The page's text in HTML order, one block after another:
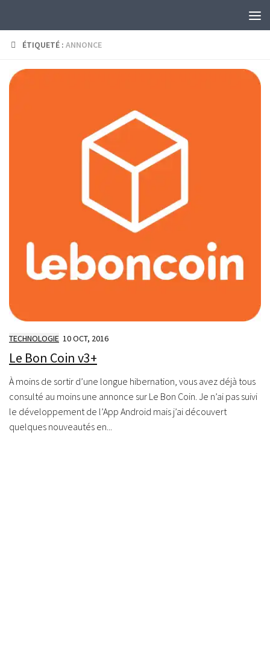
ÉTIQUETÉ : ANNONCE
TECHNOLOGIE 10 OCT, 2016
Le Bon Coin v3+
À moins de sortir d’une longue hibernation, vous avez déjà tous
consulté au moins une annonce sur Le Bon Coin. Je n’ai pas suivi
le développement de l’App Android mais j’ai découvert
quelques nouveautés en...